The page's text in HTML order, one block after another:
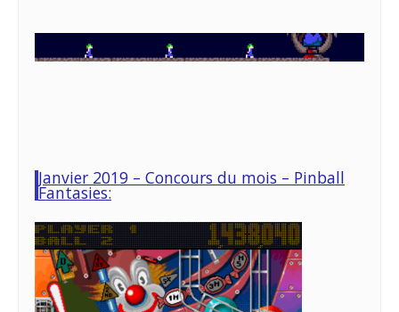
Janvier 2019 – Concours du mois – Pinball
Fantasies: